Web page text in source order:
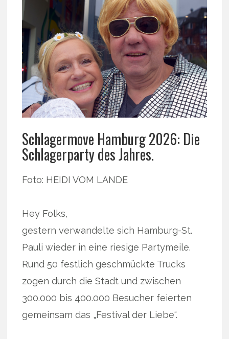
Schlagermove Hamburg 2026: Die
Schlagerparty des Jahres.
Foto: HEIDI VOM LANDE
Hey Folks,
gestern verwandelte sich Hamburg-St.
Pauli wieder in eine riesige Partymeile.
Rund 50 festlich geschmückte Trucks
zogen durch die Stadt und zwischen
300.000 bis 400.000 Besucher feierten
gemeinsam das „Festival der Liebe“.